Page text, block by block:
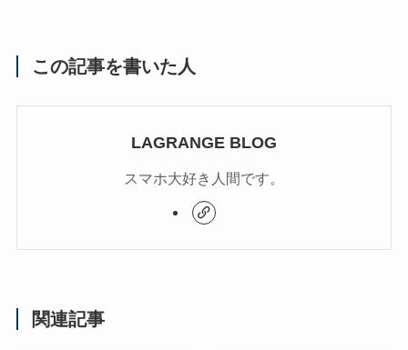
この記事を書いた人
LAGRANGE BLOG
スマホ大好き人間です。
関連記事